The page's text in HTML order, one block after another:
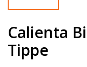
Calienta
Tippe